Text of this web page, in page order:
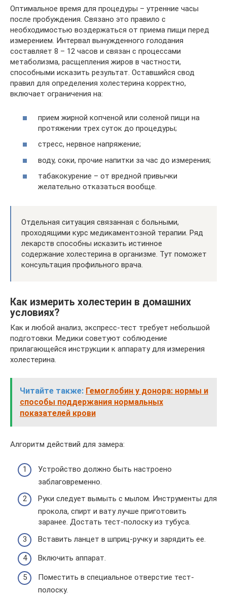
Оптимальное время для процедуры – утренние часы
после пробуждения. Связано это правило с
необходимостью воздержаться от приема пищи перед
измерением. Интервал вынужденного голодания
составляет 8 – 12 часов и связан с процессами
метаболизма, расщепления жиров в частности,
способными исказить результат. Оставшийся свод
правил для определения холестерина корректно,
включает ограничения на:
прием жирной копченой или соленой пищи на
протяжении трех суток до процедуры;
стресс, нервное напряжение;
воду, соки, прочие напитки за час до измерения;
табакокурение – от вредной привычки
желательно отказаться вообще.
Отдельная ситуация связанная с больными,
проходящими курс медикаментозной терапии. Ряд
лекарств способны исказить истинное
содержание холестерина в организме. Тут поможет
консультация профильного врача.
Как измерить холестерин в домашних
условиях?
Как и любой анализ, экспресс-тест требует небольшой
подготовки. Медики советуют соблюдение
прилагающейся инструкции к аппарату для измерения
холестерина.
Читайте также: Гемоглобин у донора: нормы и
способы поддержания нормальных
показателей крови
Алгоритм действий для замера:
Устройство должно быть настроено
заблаговременно.
Руки следует вымыть с мылом. Инструменты для
прокола, спирт и вату лучше приготовить
заранее. Достать тест-полоску из тубуса.
Вставить ланцет в шприц-ручку и зарядить ее.
Включить аппарат.
Поместить в специальное отверстие тест-
полоску.